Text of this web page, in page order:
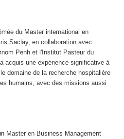
du Master international en
Saclay, en collaboration avec
Penh et l'Institut Pasteur du
acquis une expérience significative à
domaine de la recherche hospitalière
humains, avec des missions aussi
Master en Business Management